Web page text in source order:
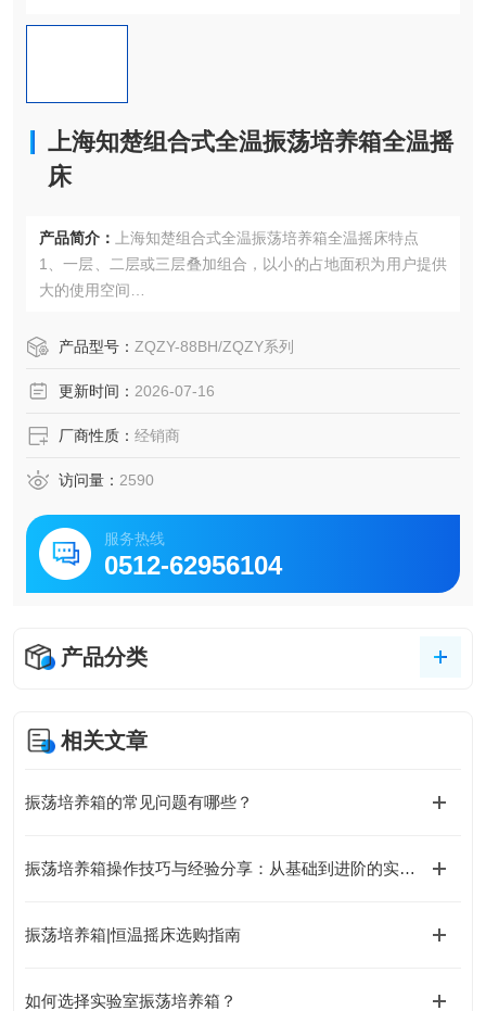
上海知楚组合式全温振荡培养箱全温摇
床
产品简介：
上海知楚组合式全温振荡培养箱全温摇床特点
1、一层、二层或三层叠加组合，以小的占地面积为用户提供
大的使用空间
3、具有超温报警功能及异常情况自动断电功能
问题
洁，方便随时在不开门情况下在各个角度观察箱体内部情况
产品型号： ZQZY-88BH/ZQZY系列
更新时间： 2026-07-16
厂商性质： 经销商
访问量： 2590
服务热线
0512-62956104
产品分类
相关文章
振荡培养箱的常见问题有哪些？
振荡培养箱操作技巧与经验分享：从基础到进阶的实用指南
振荡培养箱|恒温摇床选购指南
如何选择实验室振荡培养箱？